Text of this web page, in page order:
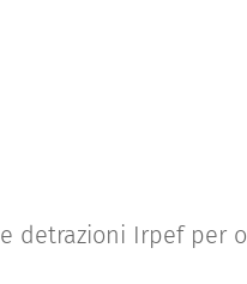
detrazioni Irpef per